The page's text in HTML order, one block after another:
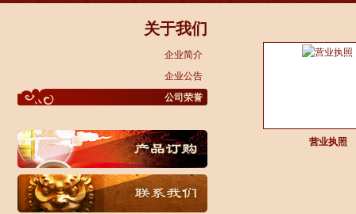
关于我们
企业简介
企业公告
公司荣誉
营业执照